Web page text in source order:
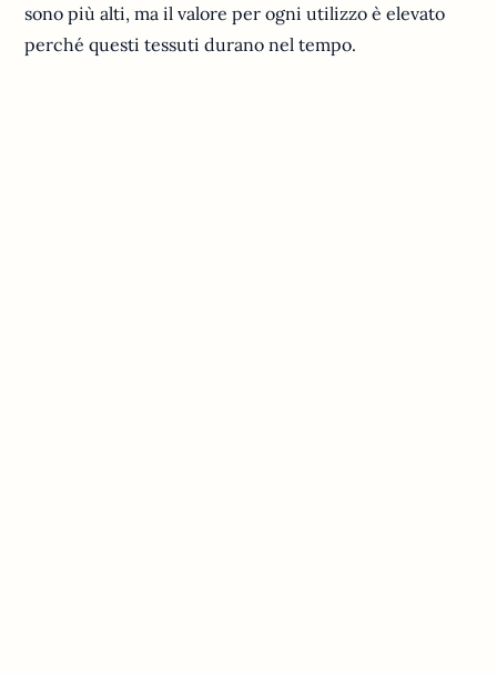
sono più alti, ma il valore per ogni utilizzo è elevato
perché questi tessuti durano nel tempo.